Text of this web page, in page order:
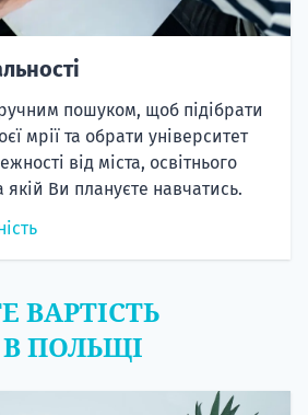
пошуком, щоб підібрати
мрії та обрати університет
від міста, освітнього
якій Ви плануєте навчатись.
ВАРТІСТЬ
ПОЛЬЩІ